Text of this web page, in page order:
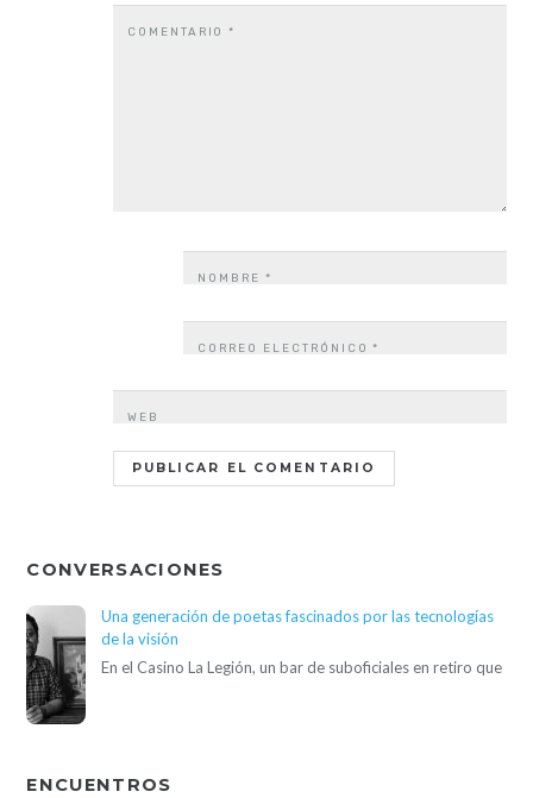
COMENTARIO*
NOMBRE*
CORREO ELECTRÓNICO*
WEB
CONVERSACIONES
Una generación de poetas fascinados por las tecnologías
de la visión
En el Casino La Legión, un bar de suboficiales en retiro que
ENCUENTROS